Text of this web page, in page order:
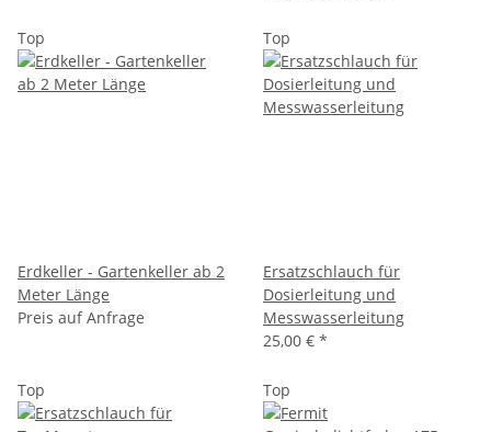
Top
Erdkeller - Gartenkeller ab 2
Meter Länge
Preis auf Anfrage
Top
Ersatzschlauch für
Dosierleitung und
Messwasserleitung
25,00 € *
Top Top